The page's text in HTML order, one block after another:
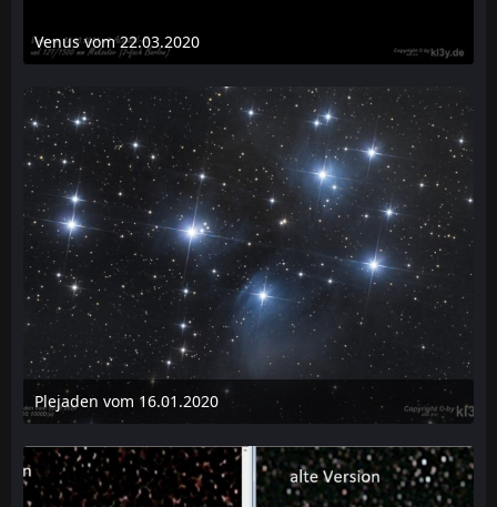
Venus vom 22.03.2020
27. März 2020 um 16:50
Plejaden vom 16.01.2020
2. Februar 2020 um 15:51
1